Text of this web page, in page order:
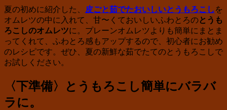
夏の初めに紹介した、 皮ごと茹でたおいしいとうもろこし を
オムレツの中に入れて、甘〜くておいしいふわとろのとうも
ろこしのオムレツに。プレーンオムレツよりも簡単にまとま
ってくれて、ふわとろ感もアップするので、初心者にお勧め
のレシピです。ぜひ、夏の新鮮な茹でたてのとうもろこしで
お試しください。
〈下準備〉とうもろこし簡単にバラバ
ラに。